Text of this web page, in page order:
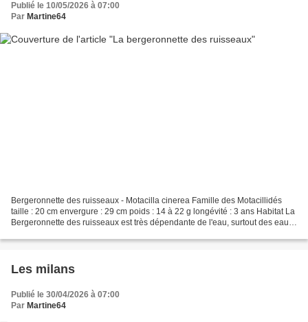
Publié le 10/05/2026 à 07:00
Par Martine64
Bergeronnette des ruisseaux - Motacilla cinerea Famille des Motacillidés
taille : 20 cm envergure : 29 cm poids : 14 à 22 g longévité : 3 ans Habitat La
Bergeronnette des ruisseaux est très dépendante de l'eau, surtout des eaux
Les milans
Publié le 30/04/2026 à 07:00
Par Martine64